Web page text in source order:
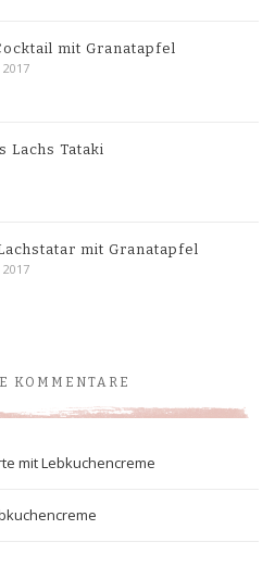
mit Granatapfel
Lachs Tataki
mit Granatapfel
KOMMENTARE
mit Lebkuchencreme